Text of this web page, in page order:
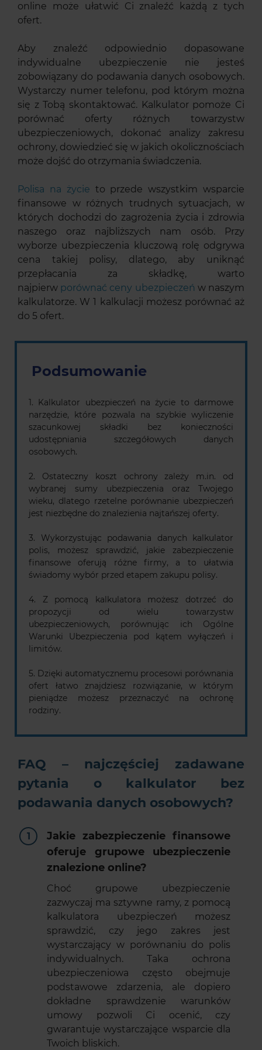
online może ułatwić Ci znaleźć każdą z tych
ofert.
Aby znaleźć odpowiednio dopasowane
indywidualne ubezpieczenie nie jesteś
zobowiązany do podawania danych osobowych.
Wystarczy numer telefonu, pod którym można
się z Tobą skontaktować. Kalkulator pomoże Ci
porównać oferty różnych towarzystw
ubezpieczeniowych, dokonać analizy zakresu
ochrony, dowiedzieć się w jakich okolicznościach
może dojść do otrzymania świadczenia.
Polisa na życie to przede wszystkim wsparcie
finansowe w różnych trudnych sytuacjach, w
których dochodzi do zagrożenia życia i zdrowia
naszego oraz najbliższych nam osób. Przy
wyborze ubezpieczenia kluczową rolę odgrywa
cena takiej polisy, dlatego, aby uniknąć
przepłacania za składkę, warto
najpierw porównać ceny ubezpieczeń w naszym
kalkulatorze. W 1 kalkulacji możesz porównać aż
do 5 ofert.
Podsumowanie
1. Kalkulator ubezpieczeń na życie to darmowe
narzędzie, które pozwala na szybkie wyliczenie
szacunkowej składki bez konieczności
udostępniania szczegółowych danych
osobowych.
2. Ostateczny koszt ochrony zależy m.in. od
wybranej sumy ubezpieczenia oraz Twojego
wieku, dlatego rzetelne porównanie ubezpieczeń
jest niezbędne do znalezienia najtańszej oferty.
3. Wykorzystując podawania danych kalkulator
polis, możesz sprawdzić, jakie zabezpieczenie
finansowe oferują różne firmy, a to ułatwia
świadomy wybór przed etapem zakupu polisy.
4. Z pomocą kalkulatora możesz dotrzeć do
propozycji od wielu towarzystw
ubezpieczeniowych, porównując ich Ogólne
Warunki Ubezpieczenia pod kątem wyłączeń i
limitów.
5. Dzięki automatycznemu procesowi porównania
ofert łatwo znajdziesz rozwiązanie, w którym
pieniądze możesz przeznaczyć na ochronę
rodziny.
FAQ – najczęściej zadawane
pytania o kalkulator bez
podawania danych osobowych?
Jakie zabezpieczenie finansowe
oferuje grupowe ubezpieczenie
znalezione online?
Choć grupowe ubezpieczenie
zazwyczaj ma sztywne ramy, z pomocą
kalkulatora ubezpieczeń możesz
sprawdzić, czy jego zakres jest
wystarczający w porównaniu do polis
indywidualnych. Taka ochrona
ubezpieczeniowa często obejmuje
podstawowe zdarzenia, ale dopiero
dokładne sprawdzenie warunków
umowy pozwoli Ci ocenić, czy
gwarantuje wystarczające wsparcie dla
Twoich bliskich.